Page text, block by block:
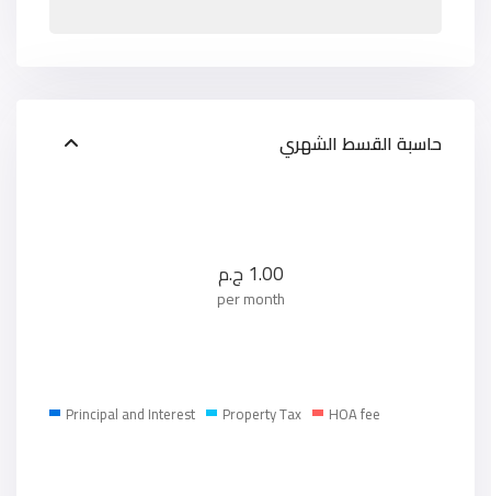
حاسبة القسط الشهري
1.00 ج.م
per month
Principal and Interest Property Tax HOA fee